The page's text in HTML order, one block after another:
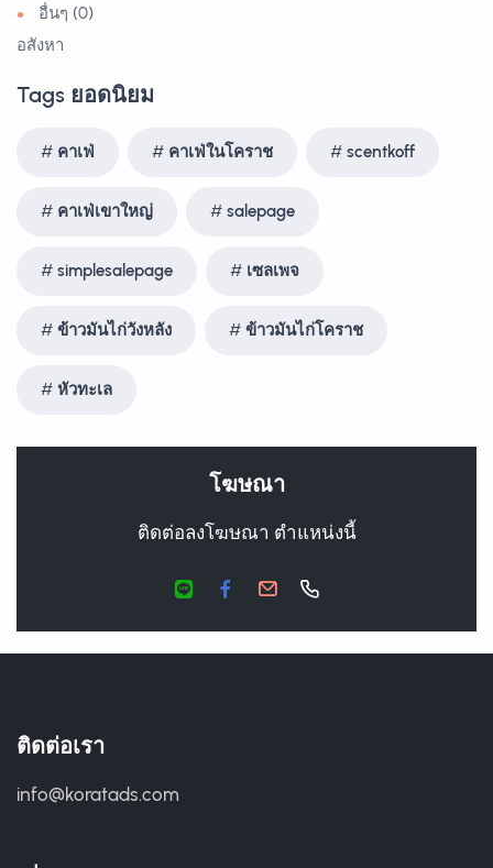
อื่นๆ (0)
อสังหา
Tags ยอดนิยม
คาเฟ่ คาเฟ่ในโคราช scentkoff
คาเฟ่เขาใหญ่ salepage
simplesalepage เซลเพจ
ข้าวมันไก่วังหลัง ข้าวมันไก่โคราช
หัวทะเล
โฆษณา
ติดต่อลงโฆษณา ตำแหน่งนี้
ติดต่อเรา
info@koratads.com